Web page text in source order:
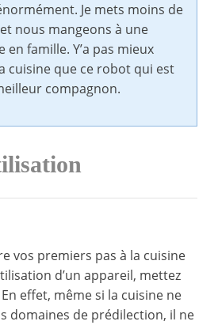
Je mets moins de
nous mangeons à une
famille. Y’a pas mieux
cuisine que ce robot qui est
compagnon.
vos premiers pas à la cuisine
d’un appareil, mettez
effet, même si la cuisine ne
domaines de prédilection, il ne